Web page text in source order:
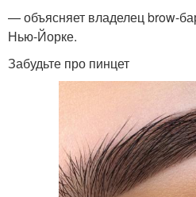
— объясняет владелец brow-
Нью-Йорке.
Забудьте про пинцет